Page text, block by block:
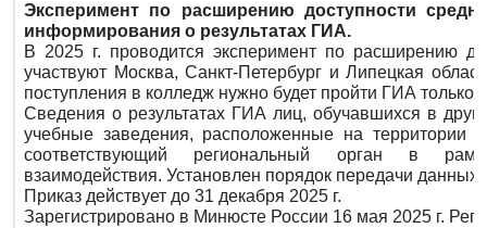
Эксперимент по расширению доступности
информирования о результатах ГИА.
В 2025 г. проводится эксперимент по расширению
участвуют Москва, Санкт-Петербург и Липецкая
поступления в колледж нужно будет пройти ГИА только
Сведения о результатах ГИА лиц, обучавшихся в
учебные заведения, расположенные на территории
соответствующий региональный орган в
взаимодействия. Установлен порядок передачи данных.
Приказ действует до 31 декабря 2025 г.
Зарегистрировано в Минюсте России 16 мая 2025 г.